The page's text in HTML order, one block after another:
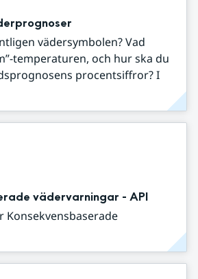
vädersymbolen? Vad
temperaturen, och hur ska du
procentsiffror? I
vädervarningar - API
Konsekvensbaserade